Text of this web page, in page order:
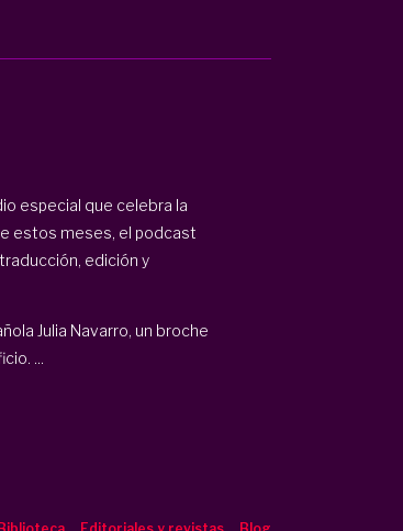
especial que celebra la
estos meses, el podcast
edición y
Julia Navarro, un broche
...